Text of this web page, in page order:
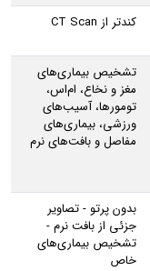
کندتر از CT Scan
تشخیص بیماری‌های
مغز و نخاع، ام‌اس،
تومورها، آسیب‌های
ورزشی، بیماری‌های
مفاصل و بافت‌های نرم
بدون پرتو - تصاویر
جزئی از بافت نرم -
تشخیص بیماری‌های
خاص